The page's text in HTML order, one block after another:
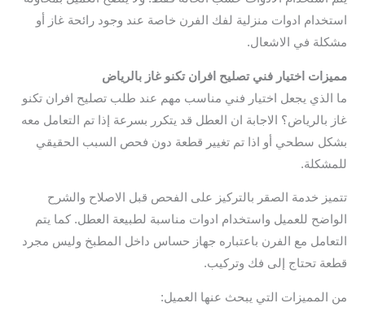
استخدام ادوات منزلية لفك الفرن خاصة عند وجود رائحة غاز أو
مشكلة في الاشعال.
مميزات اختيار فني تصليح افران تكنو غاز بالرياض
ما الذي يجعل اختيار فني مناسب مهم عند طلب تصليح افران تكنو
غاز بالرياض؟ الاجابة ان العطل قد يتكرر بسرعة إذا تم التعامل معه
بشكل سطحي أو اذا تم تغيير قطعة دون فحص السبب الحقيقي
للمشكلة.
تتميز خدمة الصقر بالتركيز على الفحص قبل الاصلاح والشرح
الواضح للعميل واستخدام ادوات مناسبة لطبيعة العطل. كما يتم
التعامل مع الفرن باعتباره جهاز حساس داخل المطبخ وليس مجرد
قطعة تحتاج إلى فك وتركيب.
من المميزات التي يبحث عنها العميل: